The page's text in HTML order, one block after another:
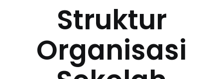
Struktur
Organisasi